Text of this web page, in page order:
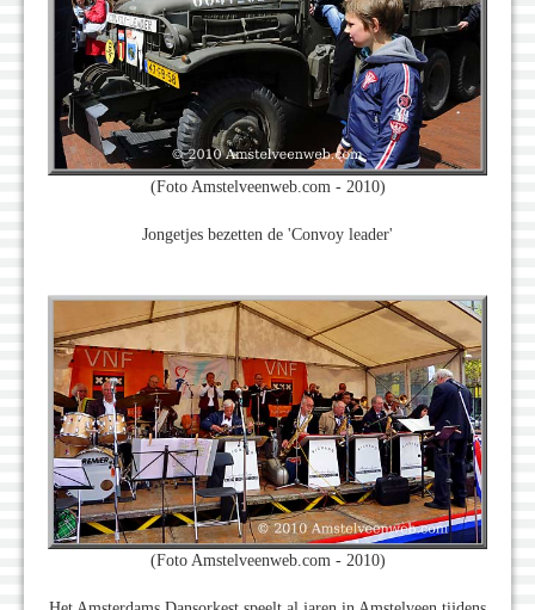
(Foto Amstelveenweb.com - 2010)
Jongetjes bezetten de 'Convoy leader'
(Foto Amstelveenweb.com - 2010)